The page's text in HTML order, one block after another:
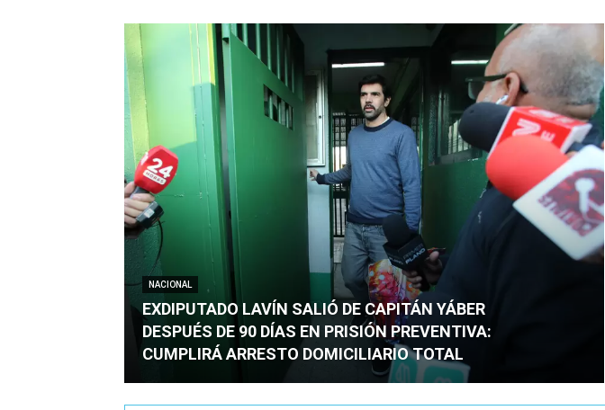
NACIONAL
EXDIPUTADO LAVÍN SALIÓ DE CAPITÁN YÁBER
DESPUÉS DE 90 DÍAS EN PRISIÓN PREVENTIVA:
CUMPLIRÁ ARRESTO DOMICILIARIO TOTAL